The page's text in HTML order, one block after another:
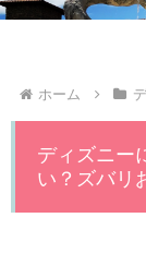
ホーム
ディズニー
い？ズバリ